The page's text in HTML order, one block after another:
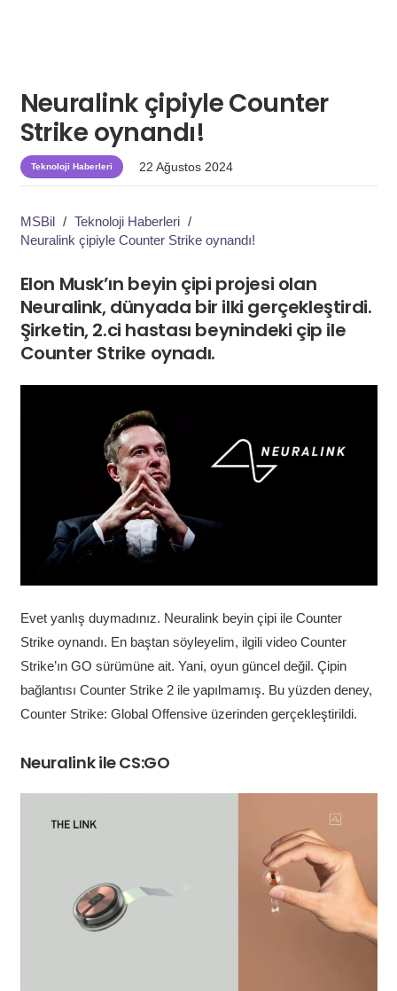
Neuralink çipiyle Counter
Strike oynandı!
Teknoloji Haberleri 22 Ağustos 2024
MSBil / Teknoloji Haberleri /
Neuralink çipiyle Counter Strike oynandı!
Elon Musk’ın beyin çipi projesi olan
Neuralink, dünyada bir ilki gerçekleştirdi.
Şirketin, 2.ci hastası beynindeki çip ile
Counter Strike oynadı.
Evet yanlış duymadınız. Neuralink beyin çipi ile Counter
Strike oynandı. En baştan söyleyelim, ilgili video Counter
Strike’ın GO sürümüne ait. Yani, oyun güncel değil. Çipin
bağlantısı Counter Strike 2 ile yapılmamış. Bu yüzden deney,
Counter Strike: Global Offensive üzerinden gerçekleştirildi.
Neuralink ile CS:GO